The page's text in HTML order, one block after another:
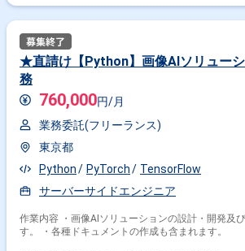
★直請け【Python】画像AIソリュー
務
760,000円/月
業務委託(フリーランス)
東京都
Python
PyTorch
TensorFlow
サーバーサイドエンジニア
作業内容 ・画像AIソリューションの設計・開発及
す。 ・各種ドキュメントの作成も含まれます。